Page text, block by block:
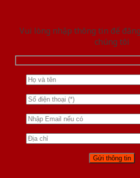
Vui lòng nhập thông tin để
chúng tôi